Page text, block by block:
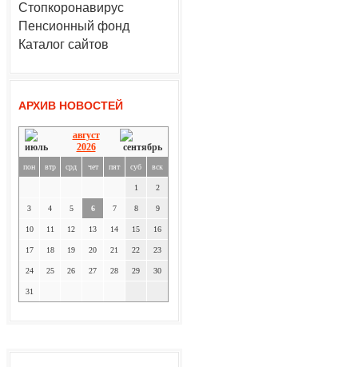
Стопкоронавирус
Пенсионный фонд
Каталог сайтов
АРХИВ НОВОСТЕЙ
август
2026
пон втр срд чет пят суб вск
1 2
3 4 5 6 7 8 9
10 11 12 13 14 15 16
17 18 19 20 21 22 23
24 25 26 27 28 29 30
31